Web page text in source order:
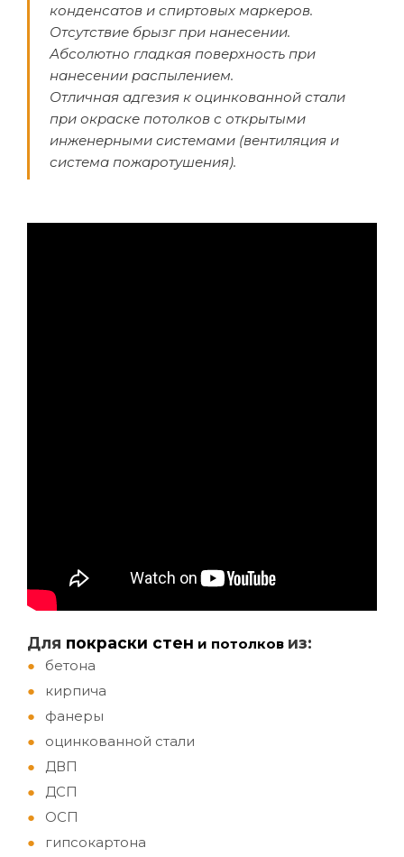
конденсатов и спиртовых маркеров.
Отсутствие брызг при нанесении.
Абсолютно гладкая поверхность при
нанесении распылением.
Отличная адгезия к оцинкованной стали
при окраске потолков с открытыми
инженерными системами (вентиляция и
система пожаротушения).
Для покраски стен и потолков из:
бетона
кирпича
фанеры
оцинкованной стали
ДВП
ДСП
ОСП
гипсокартона